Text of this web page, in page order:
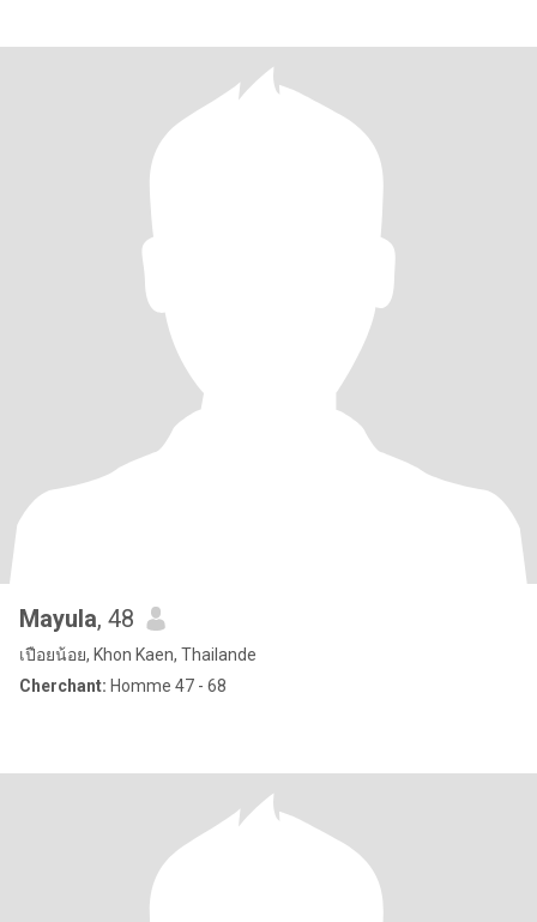
Mayula, 48
เปือยน้อย, Khon Kaen, Thailande
Cherchant: Homme 47 - 68